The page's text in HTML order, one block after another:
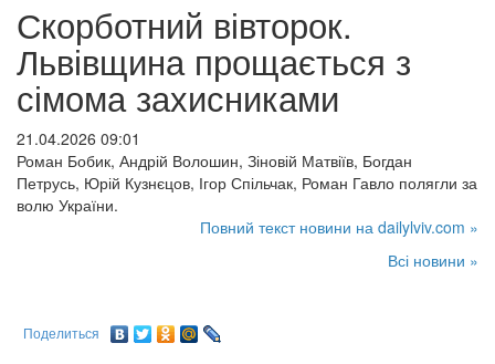
Скорботний вівторок.
Львівщина прощається з
сімома захисниками
21.04.2026 09:01
Роман Бобик, Андрій Волошин, Зіновій Матвіїв, Богдан
Петрусь, Юрій Кузнєцов, Ігор Спільчак, Роман Гавло полягли за
волю України.
Повний текст новини на dailylviv.com »
Всі новини »
Поделиться